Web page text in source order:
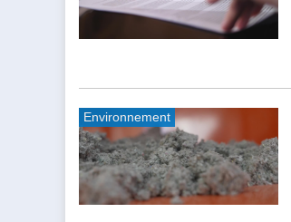
Environnement